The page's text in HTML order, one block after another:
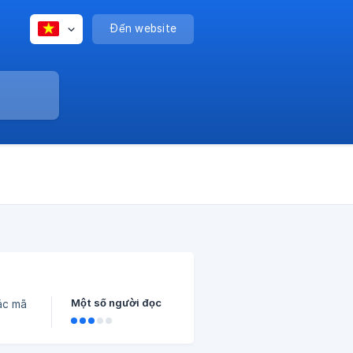
Đến website
mã
Một số người đọc